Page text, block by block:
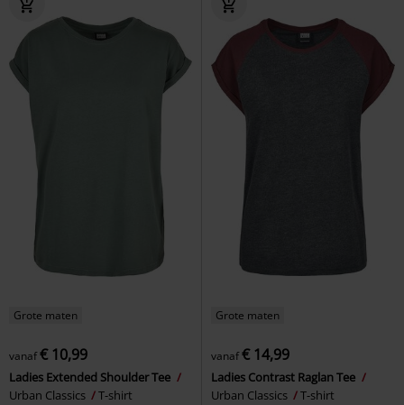
Grote maten
vanaf€ 10,99
Ladies Extended Shoulder Tee
Urban Classics
T-shirt
Grote maten
vanaf€ 14,99
Ladies Contrast Raglan Tee
Urban Classics
T-shirt